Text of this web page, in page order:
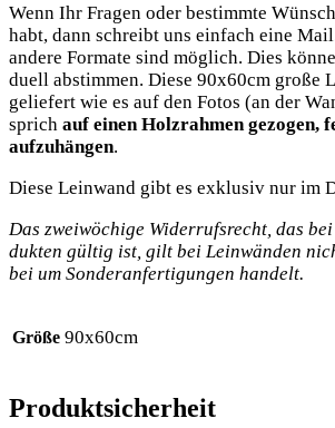
Wenn Ihr Fra­gen oder bestimm­te
habt, dann schreibt uns ein­fach eine
ande­re For­ma­te sind mög­lich. Dies
du­ell abstim­men. Die­se 90x60cm gro­ße
gelie­fert wie es auf den Fotos (an der
sprich auf einen Holz­rah­men gezo­gen,
auf­zu­hän­gen.
Die­se Lein­wand gibt es exklu­siv nur im
Das zwei­wö­chi­ge Wider­rufs­recht, das
duk­ten gül­tig ist, gilt bei Lein­wän­den
bei um Son­der­an­fer­ti­gun­gen handelt.
Größe 90x60cm
Produktsicherheit